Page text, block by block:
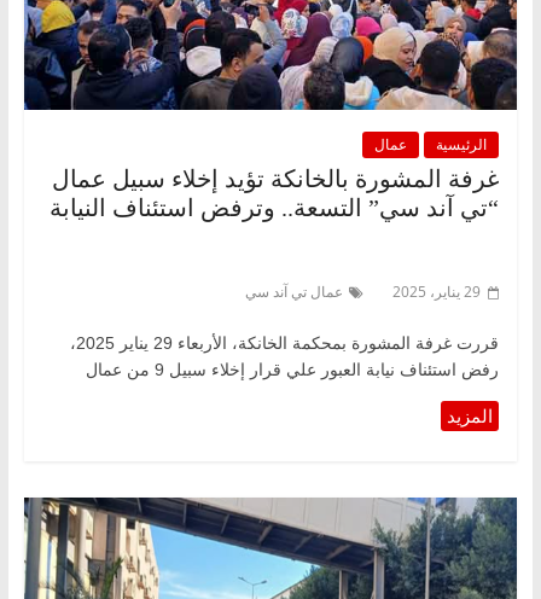
الرئيسية عمال
غرفة المشورة بالخانكة تؤيد إخلاء سبيل عمال
“تي آند سي” التسعة.. وترفض استئناف النيابة
29 يناير، 2025 عمال تي آند سي
قررت غرفة المشورة بمحكمة الخانكة، الأربعاء 29 يناير 2025،
رفض استئناف نيابة العبور علي قرار إخلاء سبيل 9 من عمال